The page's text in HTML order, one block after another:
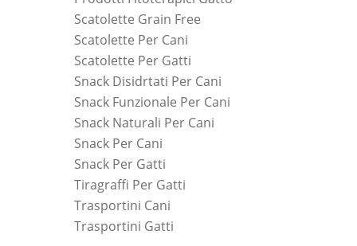
Scatolette Grain Free
Scatolette Per Cani
Scatolette Per Gatti
Snack Disidrtati Per Cani
Snack Funzionale Per Cani
Snack Naturali Per Cani
Snack Per Cani
Snack Per Gatti
Tiragraffi Per Gatti
Trasportini Cani
Trasportini Gatti